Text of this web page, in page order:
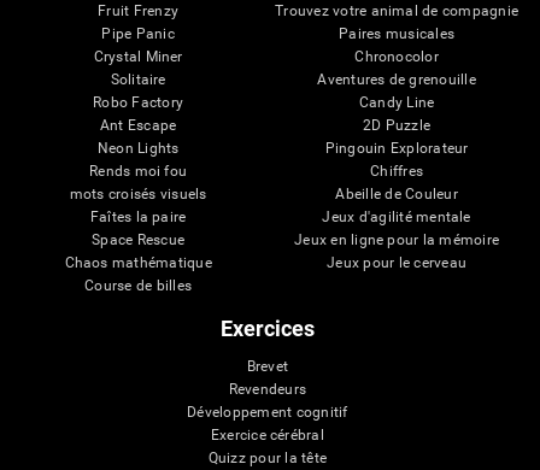
Fruit Frenzy
Pipe Panic
Crystal Miner
Solitaire
Robo Factory
Ant Escape
Neon Lights
Rends moi fou
mots croisés visuels
Faîtes la paire
Space Rescue
Chaos mathématique
Course de billes
Trouvez votre animal de compagnie
Paires musicales
Chronocolor
Aventures de grenouille
Candy Line
2D Puzzle
Pingouin Explorateur
Chiffres
Abeille de Couleur
Jeux d'agilité mentale
Jeux en ligne pour la mémoire
Jeux pour le cerveau
Exercices
Brevet
Revendeurs
Développement cognitif
Exercice cérébral
Quizz pour la tête